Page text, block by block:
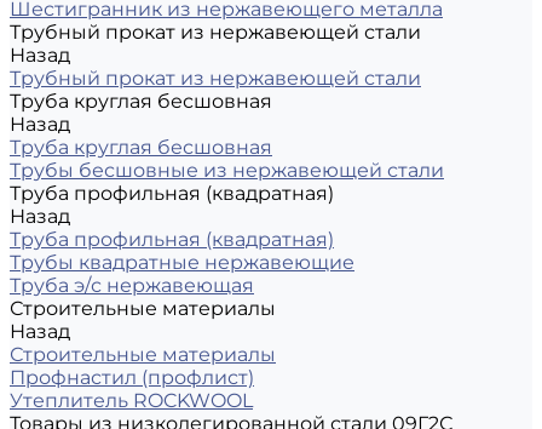
Шестигранник из нержавеющего металла
Трубный прокат из нержавеющей стали
Назад
Трубный прокат из нержавеющей стали
Труба круглая бесшовная
Назад
Труба круглая бесшовная
Трубы бесшовные из нержавеющей стали
Труба профильная (квадратная)
Назад
Труба профильная (квадратная)
Трубы квадратные нержавеющие
Труба э/с нержавеющая
Строительные материалы
Назад
Строительные материалы
Профнастил (профлист)
Утеплитель ROCKWOOL
Товары из низколегированной стали 09Г2С